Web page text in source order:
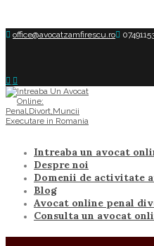
office@avocatzamfirescu.ro
Intreaba un avocat
Despre noi
Domenii de activitate
Blog
Avocat online penal
Consulta un avocat